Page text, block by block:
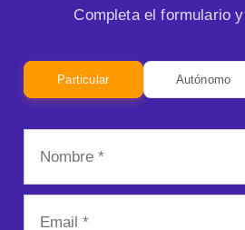
Completa el formulario
Particular Autónomo